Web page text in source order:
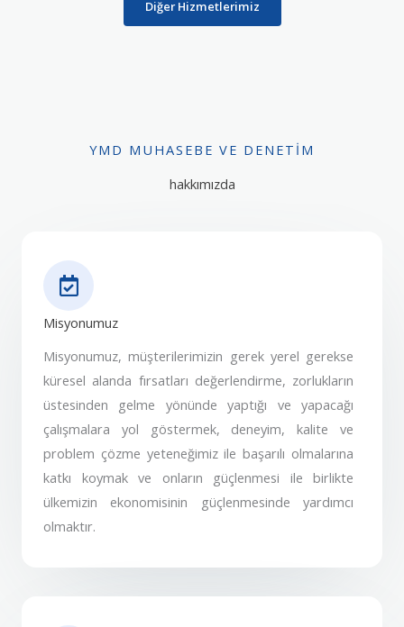
Diğer Hizmetlerimiz
YMD MUHASEBE VE DENETIM
hakkımızda
Misyonumuz
Misyonumuz, müşterilerimizin gerek yerel gerekse
küresel alanda fırsatları değerlendirme, zorlukların
üstesinden gelme yönünde yaptığı ve yapacağı
çalışmalara yol göstermek, deneyim, kalite ve
problem çözme yeteneğimiz ile başarılı olmalarına
katkı koymak ve onların güçlenmesi ile birlikte
ülkemizin ekonomisinin güçlenmesinde yardımcı
olmaktır.